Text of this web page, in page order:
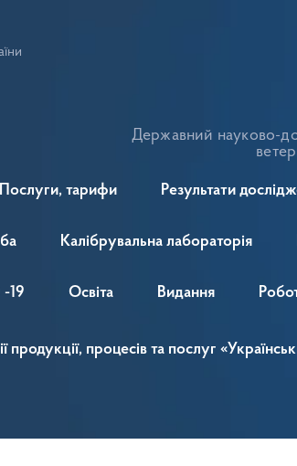
Державний науково-
Послуги, тарифи Результати
Калібрувальна лабораторія
-19 Освіта Видання
продукції, процесів та послуг